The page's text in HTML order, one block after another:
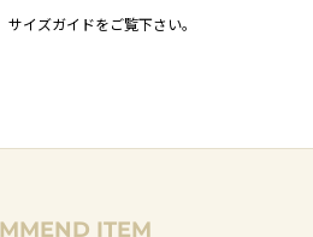
サイズガイドをご覧下さい。
ITEM